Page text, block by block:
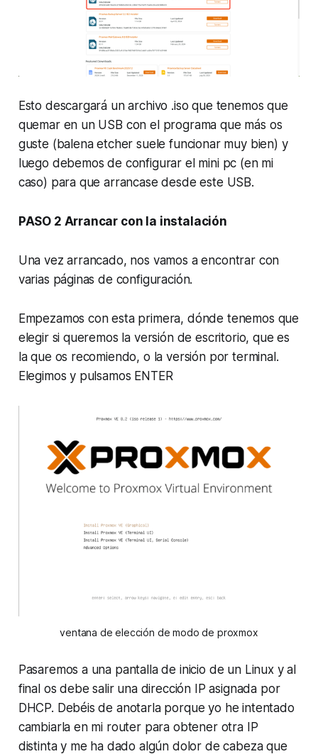
Esto descargará un archivo .iso que tenemos que
quemar en un USB con el programa que más os
guste (balena etcher suele funcionar muy bien) y
luego debemos de configurar el mini pc (en mi
caso) para que arrancase desde este USB.
PASO 2 Arrancar con la instalación
Una vez arrancado, nos vamos a encontrar con
varias páginas de configuración.
Empezamos con esta primera, dónde tenemos que
elegir si queremos la versión de escritorio, que es
la que os recomiendo, o la versión por terminal.
Elegimos y pulsamos ENTER
ventana de elección de modo de proxmox
Pasaremos a una pantalla de inicio de un Linux y al
final os debe salir una dirección IP asignada por
DHCP. Debéis de anotarla porque yo he intentado
cambiarla en mi router para obtener otra IP
distinta y me ha dado algún dolor de cabeza que